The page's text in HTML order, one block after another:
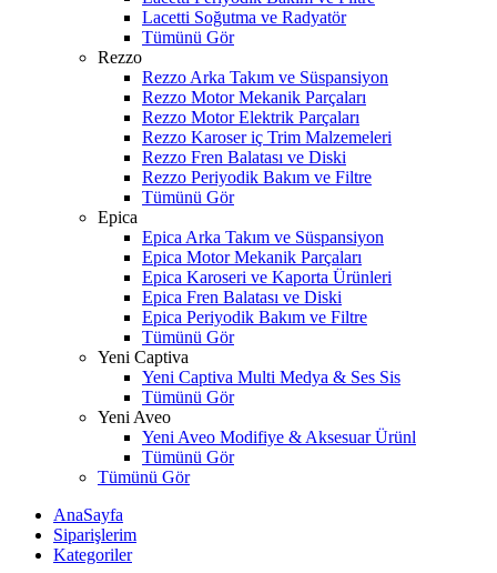
Lacetti Soğutma ve Radyatör
Tümünü Gör
Rezzo
Rezzo Arka Takım ve Süspansiyon
Rezzo Motor Mekanik Parçaları
Rezzo Motor Elektrik Parçaları
Rezzo Karoser iç Trim Malzemeleri
Rezzo Fren Balatası ve Diski
Rezzo Periyodik Bakım ve Filtre
Tümünü Gör
Epica
Epica Arka Takım ve Süspansiyon
Epica Motor Mekanik Parçaları
Epica Karoseri ve Kaporta Ürünleri
Epica Fren Balatası ve Diski
Epica Periyodik Bakım ve Filtre
Tümünü Gör
Yeni Captiva
Yeni Captiva Multi Medya & Ses Sis
Tümünü Gör
Yeni Aveo
Yeni Aveo Modifiye & Aksesuar Ürünl
Tümünü Gör
Tümünü Gör
AnaSayfa
Siparişlerim
Kategoriler